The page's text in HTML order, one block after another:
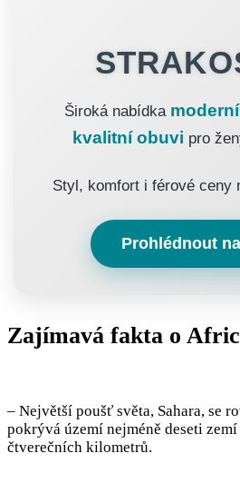
Široká nabídka
kvalitní obuvi pro
Styl, komfort i férové ceny
Prohlédnout
Zajímavá fakta o
– Největší poušť světa, Sahara, se
pokrývá území nejméně deseti
čtverečních kilometrů.